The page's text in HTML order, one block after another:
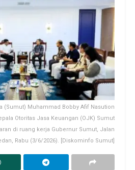
(Sumut) Muhammad Bobby Afif Nasution
Otoritas Jasa Keuangan (OJK) Sumut
di ruang kerja Gubernur Sumut, Jalan
Rabu (3/6/2026). [Diskominfo Sumut]